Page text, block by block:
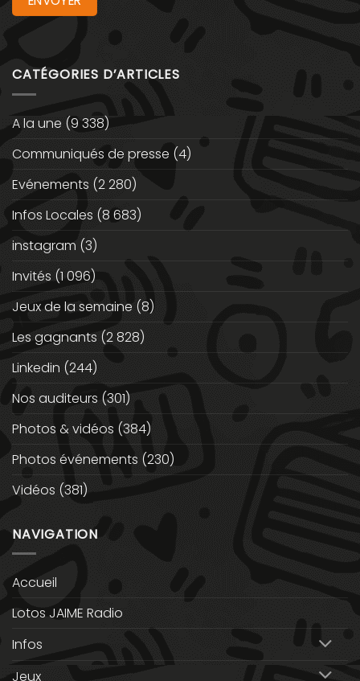
CATÉGORIES D’ARTICLES
A la une (9 338)
Communiqués de presse (4)
Evénements (2 280)
Infos Locales (8 683)
instagram (3)
Invités (1 096)
Jeux de la semaine (8)
Les gagnants (2 828)
Linkedin (244)
Nos auditeurs (301)
Photos & vidéos (384)
Photos événements (230)
Vidéos (381)
NAVIGATION
Accueil
Lotos JAIME Radio
Infos
Jeux